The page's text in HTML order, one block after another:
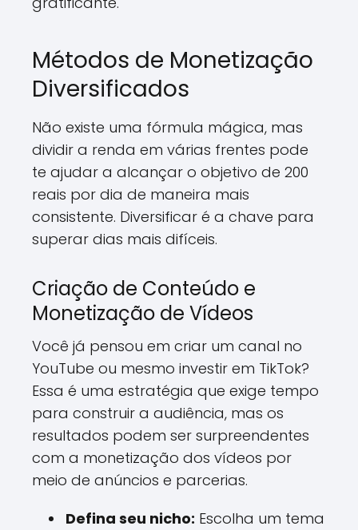
Métodos de Monetização
Diversificados
Não existe uma fórmula mágica, mas
dividir a renda em várias frentes pode
te ajudar a alcançar o objetivo de 200
reais por dia de maneira mais
consistente. Diversificar é a chave para
superar dias mais difíceis.
Criação de Conteúdo e
Monetização de Vídeos
Você já pensou em criar um canal no
YouTube ou mesmo investir em TikTok?
Essa é uma estratégia que exige tempo
para construir a audiência, mas os
resultados podem ser surpreendentes
com a monetização dos vídeos por
meio de anúncios e parcerias.
Defina seu nicho: Escolha um tema